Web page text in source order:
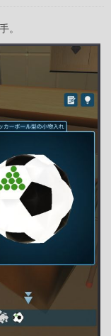
。